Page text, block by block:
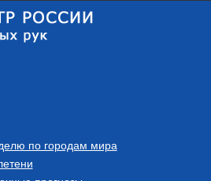
по городам мира